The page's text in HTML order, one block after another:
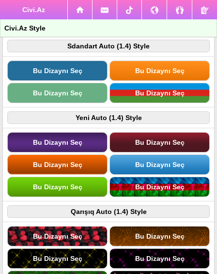
Civi.Az
Civi.Az Style
Sdandart Auto (1.4) Style
Bu Dizaynı Seç Bu Dizaynı Seç
Bu Dizaynı Seç Bu Dizaynı Seç
Yeni Auto (1.4) Style
Bu Dizaynı Seç Bu Dizaynı Seç
Bu Dizaynı Seç Bu Dizaynı Seç
Bu Dizaynı Seç Bu Dizaynı Seç
Qarışıq Auto (1.4) Style
Bu Dizaynı Seç Bu Dizaynı Seç
Bu Dizaynı Seç Bu Dizaynı Seç